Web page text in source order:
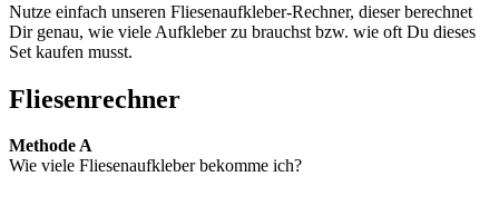
Nutze einfach unseren Fliesenaufkleber-Rechner, dieser berechnet
Dir genau, wie viele Aufkleber zu brauchst bzw. wie oft Du dieses
Set kaufen musst.
Fliesenrechner
Methode A
Wie viele Fliesenaufkleber bekomme ich?